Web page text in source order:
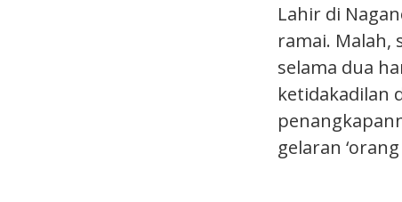
Lahir di
ramai. Malah,
selama dua
ketidakadilan
gelaran